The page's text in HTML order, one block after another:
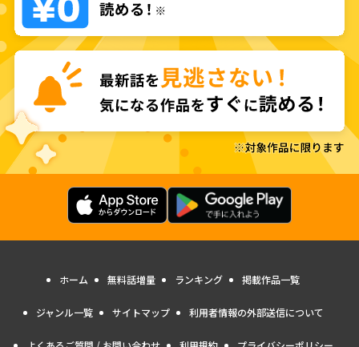
ホーム 無料話増量 ランキング 掲載作品一覧
ジャンル一覧 サイトマップ 利用者情報の外部送信について